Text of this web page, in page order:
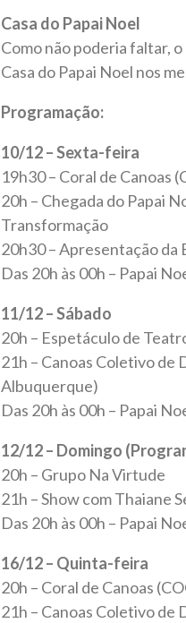
Casa do Papai Noel
Como não poderia faltar,
Casa do Papai Noel nos
Programação:
10/12 – Sexta-feira
19h30 – Coral de Canoas
20h – Chegada do Papai
Transformação
20h30 – Apresentação da
Das 20h às 00h – Papai
11/12 – Sábado
20h – Espetáculo de
21h – Canoas Coletivo de
Albuquerque)
Das 20h às 00h – Papai
12/12 – Domingo
20h – Grupo Na Virtude
21h – Show com Thaiane
Das 20h às 00h – Papai
16/12 – Quinta-feira
20h – Coral de Canoas
21h – Canoas Coletivo de